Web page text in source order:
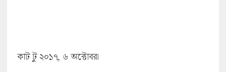
কাট টু ২০১৭, ৬ অক্টোবর।